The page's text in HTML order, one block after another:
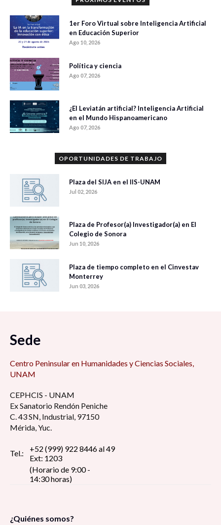
1er Foro Virtual sobre Inteligencia Artificial
en Educación Superior
Ago 10, 2026
Política y ciencia
Ago 07, 2026
¿El Leviatán artificial? Inteligencia Artificial
en el Mundo Hispanoamericano
Ago 07, 2026
OPORTUNIDADES DE TRABAJO
Plaza del SIJA en el IIS-UNAM
Jul 02, 2026
Plaza de Profesor(a) Investigador(a) en El
Colegio de Sonora
Jun 10, 2026
Plaza de tiempo completo en el Cinvestav
Monterrey
Jun 03, 2026
Sede
Centro Peninsular en Humanidades y Ciencias Sociales,
UNAM
CEPHCIS - UNAM
Ex Sanatorio Rendón Peniche
C. 43 SN, Industrial, 97150
Mérida, Yuc.
Tel.:
+52 (999) 922 8446 al 49
Ext: 1203
(Horario de 9:00 -
14:30 horas)
¿Quiénes somos?